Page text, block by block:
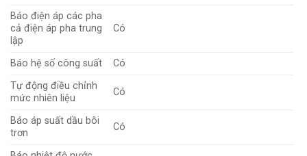
Báo điện áp các pha
cả điện áp pha trung
lập
Có
Báo hệ số công suất
Có
Tự động điều chỉnh
mức nhiên liệu
Có
Báo áp suất dầu bôi
trơn
Có